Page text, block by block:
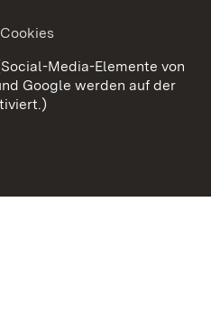
CookiesMedia-Elemente von
Google werden auf der